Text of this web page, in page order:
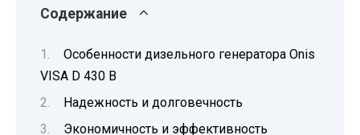
Содержание
Особенности дизельного генератора Onis
VISA D 430 B
Надежность и долговечность
Экономичность и эффективность